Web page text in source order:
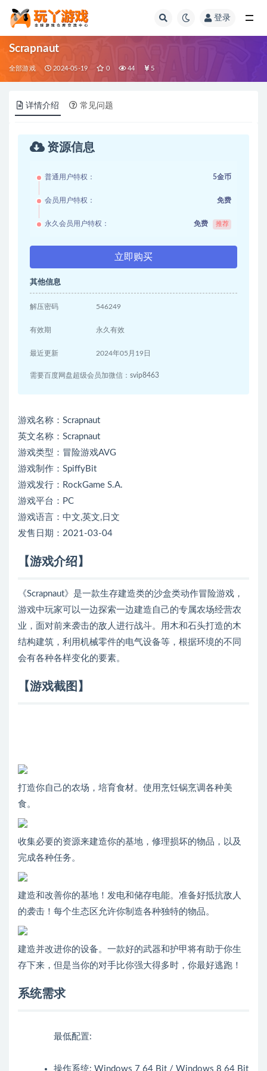
登录
Scrapnaut
全部游戏 2024-05-19 0 44 5
详情介绍 常见问题
资源信息
普通用户特权： 5金币
会员用户特权： 免费
永久会员用户特权： 免费 推荐
立即购买
其他信息
解压密码 546249
有效期 永久有效
最近更新 2024年05月19日
需要百度网盘超级会员加微信：svip8463
游戏名称：Scrapnaut
英文名称：Scrapnaut
游戏类型：冒险游戏AVG
游戏制作：SpiffyBit
游戏发行：RockGame S.A.
游戏平台：PC
游戏语言：中文,英文,日文
发售日期：2021-03-04
【游戏介绍】
《Scrapnaut》是一款生存建造类的沙盒类动作冒险游戏，
游戏中玩家可以一边探索一边建造自己的专属农场经营农
业，面对前来袭击的敌人进行战斗。用木和石头打造的木
结构建筑，利用机械零件的电气设备等，根据环境的不同
会有各种各样变化的要素。
【游戏截图】
打造你自己的农场，培育食材。使用烹饪锅烹调各种美
食。
收集必要的资源来建造你的基地，修理损坏的物品，以及
完成各种任务。
建造和改善你的基地！发电和储存电能。准备好抵抗敌人
的袭击！每个生态区允许你制造各种独特的物品。
建造并改进你的设备。一款好的武器和护甲将有助于你生
存下来，但是当你的对手比你强大得多时，你最好逃跑！
系统需求
最低配置:
操作系统: Windows 7 64 Bit / Windows 8 64 Bit